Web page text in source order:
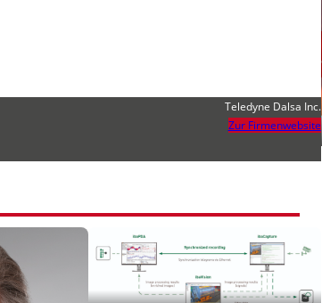
Teledyne Dalsa Inc.
Zur Firmenwebsite